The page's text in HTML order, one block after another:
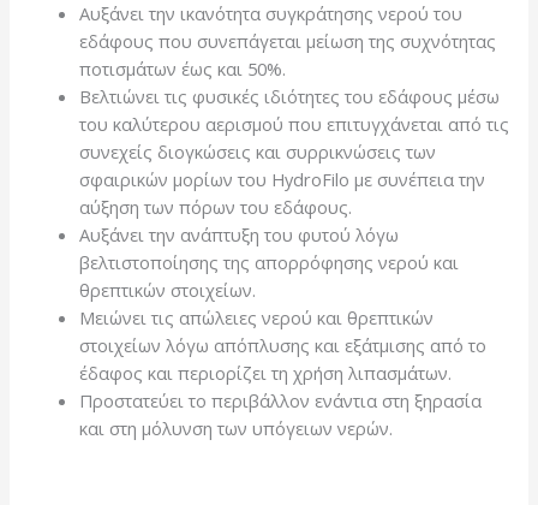
Αυξάνει την ικανότητα συγκράτησης νερού του
εδάφους που συνεπάγεται μείωση της συχνότητας
ποτισμάτων έως και 50%.
Βελτιώνει τις φυσικές ιδιότητες του εδάφους μέσω
του καλύτερου αερισμού που επιτυγχάνεται από τις
συνεχείς διογκώσεις και συρρικνώσεις των
σφαιρικών μορίων του HydroFilo με συνέπεια την
αύξηση των πόρων του εδάφους.
Αυξάνει την ανάπτυξη του φυτού λόγω
βελτιστοποίησης της απορρόφησης νερού και
θρεπτικών στοιχείων.
Μειώνει τις απώλειες νερού και θρεπτικών
στοιχείων λόγω απόπλυσης και εξάτμισης από το
έδαφος και περιορίζει τη χρήση λιπασμάτων.
Προστατεύει το περιβάλλον ενάντια στη ξηρασία
και στη μόλυνση των υπόγειων νερών.